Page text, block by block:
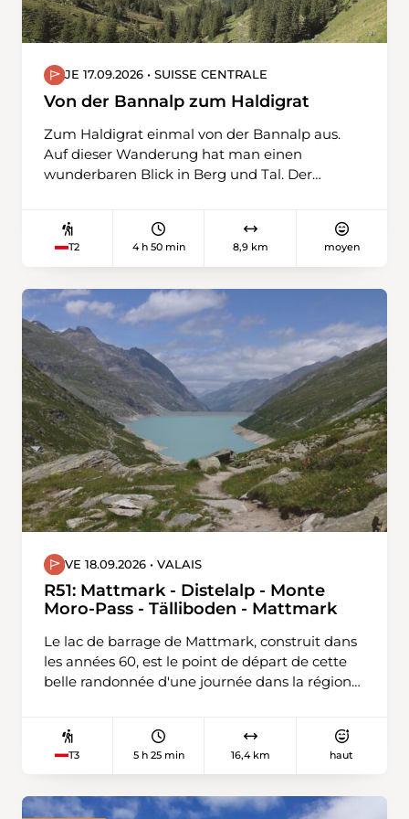
JE 17.09.2026 • SUISSE CENTRALE
Von der Bannalp zum Haldigrat
Zum Haldigrat einmal von der Bannalp aus.
Auf dieser Wanderung hat man einen
wunderbaren Blick in Berg und Tal. Der
T2 4 h 50 min 8,9 km moyen
VE 18.09.2026 • VALAIS
R51: Mattmark - Distelalp - Monte
Moro-Pass - Tälliboden - Mattmark
Le lac de barrage de Mattmark, construit dans
les années 60, est le point de départ de cette
belle randonnée d'une journée dans la région
Tälliboden en passant par la Distelalp. De là, le
sentier historique du col monte sur de grandes
passage vers l'Italie avec la statue dorée (4 m
T3 5 h 25 min 16,4 km haut